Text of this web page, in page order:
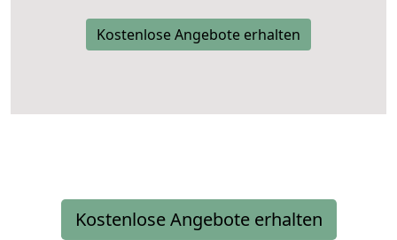
Kostenlose Angebote erhalten
Kostenlose Angebote erhalten